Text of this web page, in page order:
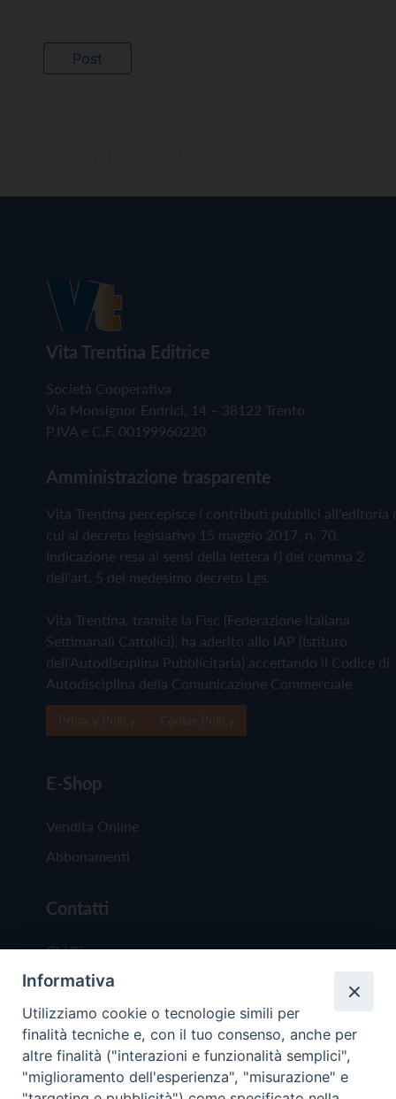
Vita Trentina Editrice
Società Cooperativa
Via Monsignor Endrici, 14 – 38122 Trento
P.IVA e C.F. 00199960220
Amministrazione trasparente
Vita Trentina percepisce i contributi pubblici all'editoria
cui al decreto legislativo 15 maggio 2017, n. 70.
Indicazione resa ai sensi della lettera f) del comma 2
dell'art. 5 del medesimo decreto Lgs.
Vita Trentina, tramite la Fisc (Federazione Italiana
Settimanali Cattolici), ha aderito allo IAP (Istituto
dell'Autodisciplina Pubblicitaria) accettando il Codice di
Autodisciplina della Comunicazione Commerciale
E-Shop
Vendita Online
Abbonamenti
Contatti
Chi Siamo
Redazione
Scrivici
Informativa
Utilizziamo cookie o tecnologie simili per
finalità tecniche e, con il tuo consenso, anche per
altre finalità ("interazioni e funzionalità semplici",
"miglioramento dell'esperienza", "misurazione" e